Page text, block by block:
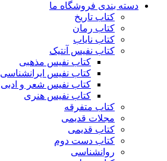
دسته بندی فروشگاه ما
کتاب تاریخ
کتاب رمان
کتاب نایاب
کتاب نفیس آنتیک
کتاب نفیس مذهبی
کتاب نفیس ایرانشناسی
کتاب نفیس شعر و ادبی
کتاب نفیس هنری
کتاب متفرقه
مجلات قدیمی
کتاب قدیمی
کتاب دست دوم
روانشناسی